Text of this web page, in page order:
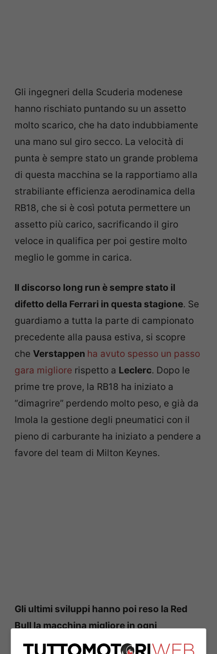
Gli ingegneri della Scuderia modenese
hanno rischiato puntando su un assetto
molto scarico, che ha dato indubbiamente
una mano sul giro secco. La velocità di
punta è sempre stato un grande problema
di questa macchina se la rapportiamo alla
strabiliante efficienza aerodinamica della
RB18, che si è così potuta permettere un
assetto più carico, sacrificando il giro
veloce in qualifica per poi gestire molto
meglio le gomme in carica.
Il discorso long run è sempre stato il
difetto della Ferrari in questa stagione. Se
guardiamo a tutta la parte di campionato
precedente alla pausa estiva, si scopre
che Verstappen ha avuto spesso un passo
gara migliore rispetto a Leclerc. Dopo le
prime tre prove, la RB18 ha iniziato a
“dimagrire” perdendo molto peso, e già da
Imola la gestione degli pneumatici con il
pieno di carburante ha iniziato a pendere a
favore del team di Milton Keynes.
Gli ultimi sviluppi hanno poi reso la Red
Bull la macchina migliore in ogni
condizione, e su una pista da alto carico